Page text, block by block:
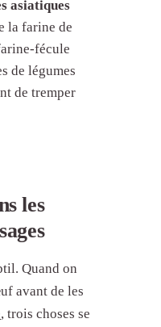
asiatiques
la farine de
fécule
de légumes
de tremper
les
Quand on
avant de les
, trois choses se